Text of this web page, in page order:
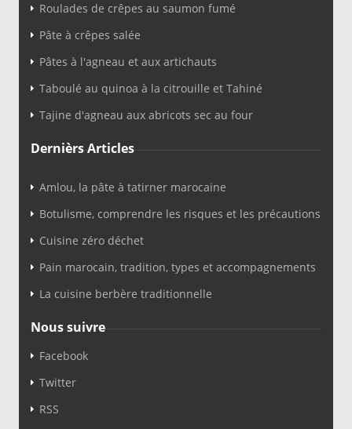
Roulades de crêpes au saumon fumé
Pâte à crêpes salée
Pâtes à l'agneau et aux artichauts
Taboulé au quinoa à la citrouille et Tahiné
Tajine d'agneau aux abricots sec au four
Dernièrs Articles
Amlou, la pâte à tatirner marocaine
Botulisme, comprendre les risques et les précautions
Cuisine zéro déchet
Pain marocain, tradition, types et accompagnements
La cuisine berbère traditionnelle
Nous suivre
Facebook
Twitter
RSS